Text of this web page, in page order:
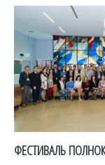
ФЕСТИВАЛЬ